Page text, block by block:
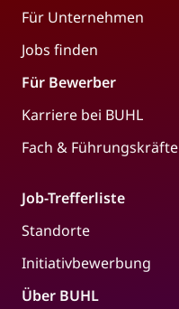
Für Unternehmen
Jobs finden
Für Bewerber
Karriere bei BUHL
Fach & Führungskräfte
Job-Trefferliste
Standorte
Initiativbewerbung
Über BUHL